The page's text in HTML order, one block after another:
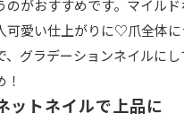
のがおすすめです。マイル
可愛い仕上がりに♡爪全体
、グラデーションネイルに
ットネイルで上品に